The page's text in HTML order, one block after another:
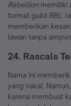
Rebellionmemiliki
format guild RBL
memberikan
lawan tanpa
24. Rascals
Nama ini
yang nakal.
karena membuat